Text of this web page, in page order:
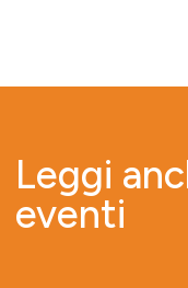
Leggi
eventi